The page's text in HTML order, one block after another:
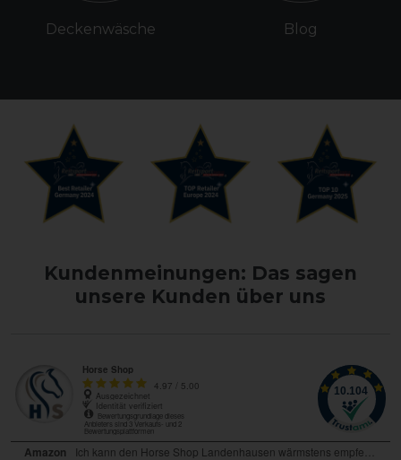
Deckenwäsche Blog
Kundenmeinungen: Das sagen
unsere Kunden über uns